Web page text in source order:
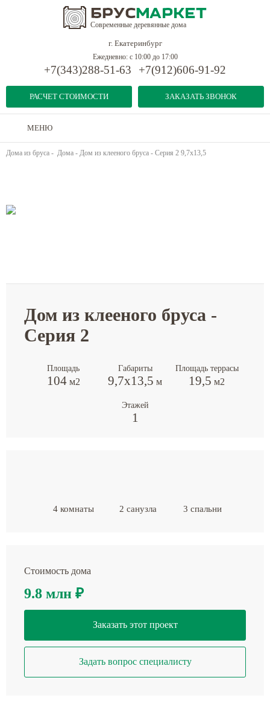
Современные деревянные дома
г. Екатеринбург
РАСЧЕТ СТОИМОСТИ
Ежедневно: с 10:00 до 17:00
+7(343)288-51-63 +7(912)606-91-92
ЗАКАЗАТЬ ЗВОНОК
МЕНЮ
Дома из бруса - Дома - Дом из клееного бруса - Серия 2 9,7х13,5
Дом из клееного бруса -
Серия 2
Площадь
104м2
Габариты
9,7х13,5 м
Площадь террасы
19,5 м2
Этажей
1
4 комнаты 2 санузла 3 спальни
Стоимость дома
9.8 млн ₽
Заказать этот проект
Задать вопрос специалисту